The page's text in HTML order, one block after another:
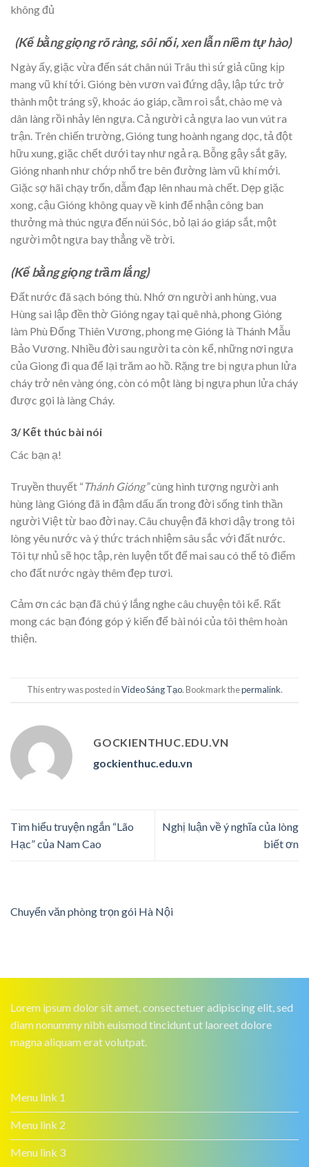
không đủ
(Kể bằng giọng rõ ràng,sôi nổi,xen lẫn niềm tự hào)
Ngày ấy, giặc vừa đến sát chân núi Trâu thì sứ giả cũng kịp
mang vũ khí tới. Gióng bèn vươn vai đứng dậy, lập tức trở
thành một tráng sỹ, khoác áo giáp, cầm roi sắt, chào mẹ và
dân làng rồi nhảy lên ngựa. Cả người cả ngựa lao vun vút ra
trận. Trên chiến trường, Gióng tung hoành ngang dọc, tả đột
hữu xung, giặc chết dưới tay như ngả rạ. Bỗng gậy sắt gãy,
Gióng nhanh như chớp nhổ tre bên đường làm vũ khí mới.
Giặc sợ hãi chạy trốn, dẫm đạp lên nhau mà chết. Dẹp giặc
xong, cậu Gióng không quay về kinh để nhận công ban
thưởng mà thúc ngựa đến núi Sóc, bỏ lại áo giáp sắt, một
người một ngựa bay thẳng về trời.
(Kể bằng giọng trầm lắng)
Đất nước đã sạch bóng thù. Nhớ ơn người anh hùng, vua
Hùng sai lập đền thờ Gióng ngay tại quê nhà, phong Gióng
làm Phù Đổng Thiên Vương, phong mẹ Gióng là Thánh Mẫu
Bảo Vương. Nhiều đời sau người ta còn kể, những nơi ngựa
của Giong đi qua để lại trăm ao hồ. Rặng tre bị ngựa phun lửa
cháy trở nên vàng óng, còn có một làng bị ngựa phun lửa cháy
được gọi là làng Cháy.
3/ Kết thúc bài nói
Các bạn ạ!
Truyền thuyết “Thánh Gióng”cùng hình tượng người anh
hùng làng Gióng đã in đậm dấu ấn trong đời sống tinh thần
người Việt từ bao đời nay Câu chuyện đã khơi dậy trong tôi
lòng yêu nước và ý thức trách nhiệm sâu sắc với đất nước.
Tôi tự nhủ sẽ học tập, rèn luyện tốt để mai sau có thể tô điểm
cho đất nước ngày thêm đẹp tươi.
Cảm ơn các bạn đã chú ý lắng nghe câu chuyện tôi kể. Rất
mong các bạn đóng góp ý kiến để bài nói của tôi thêm hoàn
thiện.
This entry was posted inVideo Sáng Tạo. Bookmark thepermalink.
GOCKIENTHUC.EDU.VN
gockienthuc.edu.vn
Tìm hiểu truyện ngắn “Lão
Hạc” của Nam Cao
Nghị luận về ý nghĩa của lòng
biết ơn
Chuyển văn phòng trọn gói Hà Nội
Lorem ipsum dolor sit amet, consectetuer adipiscing elit, sed
diam nonummy nibh euismod tincidunt ut laoreet dolore
magna aliquam erat volutpat.
Menu link 1
Menu link 2
Menu link 3